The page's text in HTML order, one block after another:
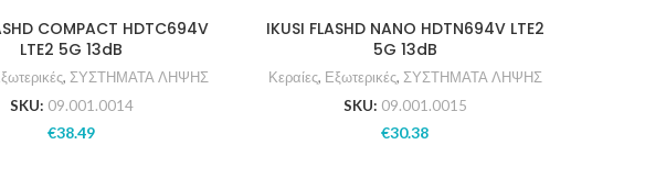
COMPACT HDTC694V
LTE2 5G 13dB
, ΣΥΣΤΗΜΑΤΑ ΛΗΨΗΣ
SKU: 09.001.0014
€38.49
IKUSI FLASHD NANO HDTN694V LTE2
5G 13dB
Κεραίες, Εξωτερικές, ΣΥΣΤΗΜΑΤΑ ΛΗΨΗΣ
SKU: 09.001.0015
€30.38